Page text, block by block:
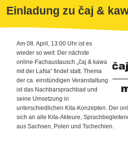
Einladung zu čaj &
Am 08. April, 13:00 Uhr ist es
wieder so weit: Der nächste
online-Fachaustausch „čaj & kawa
mit der LaNa“ findet statt. Thema
der ca. einstündigen Veranstaltung
ist das Nachbarsprachbad und
seine Umsetzung in
unterschiedlichen Kita-Konzepten. Der
sich an alle Kita-Akteure,
aus Sachsen, Polen und Tschechien.